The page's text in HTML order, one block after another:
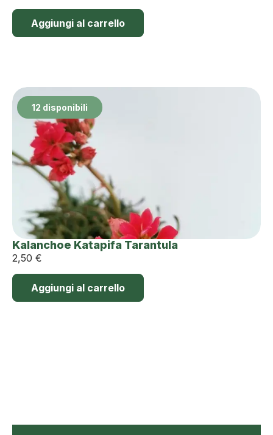
Aggiungi al carrello
12 disponibili
Kalanchoe Katapifa Tarantula
2,50 €
Aggiungi al carrello